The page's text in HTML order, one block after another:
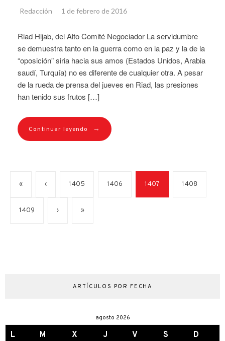
Redacción 1 de febrero de 2016
Riad Hijab, del Alto Comité Negociador La servidumbre
se demuestra tanto en la guerra como en la paz y la de la
“oposición” siria hacia sus amos (Estados Unidos, Arabia
saudí, Turquía) no es diferente de cualquier otra. A pesar
de la rueda de prensa del jueves en Riad, las presiones
han tenido sus frutos […]
Continuar leyendo →
« ‹ 1405 1406 1407 1408
1409 › »
ARTÍCULOS POR FECHA
agosto 2026
L M X J V S D